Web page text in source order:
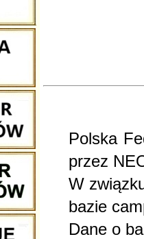
Polska
przez
W
bazie
Dane o